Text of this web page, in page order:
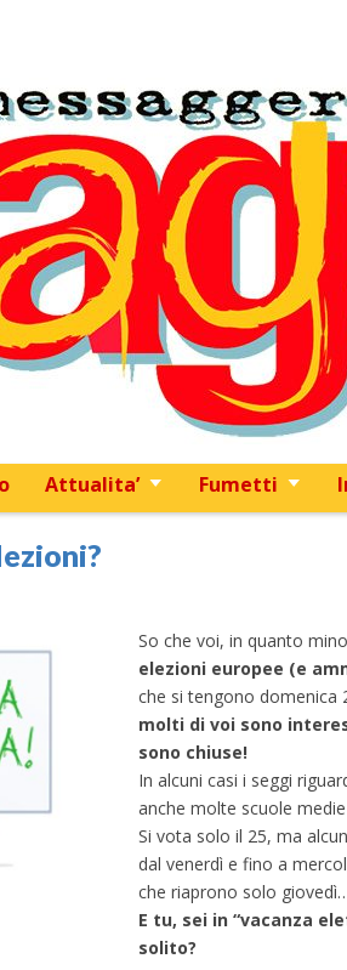
Attualita’ Fumetti
So che voi, in quanto
elezioni europee (e
che si tengono domenica
molti di voi sono
sono chiuse!
In alcuni casi i seggi
anche molte scuole
Si vota solo il 25, ma
dal venerdì e fino a
che riaprono solo
E tu, sei in “vacanza
solito?